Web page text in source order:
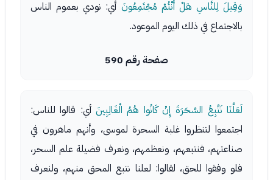
وَقِيلَ لِلنَّاسِ هَلْ أَنْتُمْ مُجْتَمِعُونَ أي: نودي بعموم الناس
بالاجتماع في ذلك اليوم الموعود.
صفحة رقم 590
لَعَلَّنَا نَتَّبِعُ السَّحَرَةَ إِنْ كَانُوا هُمُ الْغَالِبِينَ أي: قالوا للناس:
اجتمعوا لتنظروا غلبة السحرة لموسى، وأنهم ماهرون في
صناعتهم، فنتبعهم، ونعظمهم، ونعرف فضيلة علم السحر،
فلو وفقوا للحق، لقالوا: لعلنا نتبع المحق منهم، ولنعرف